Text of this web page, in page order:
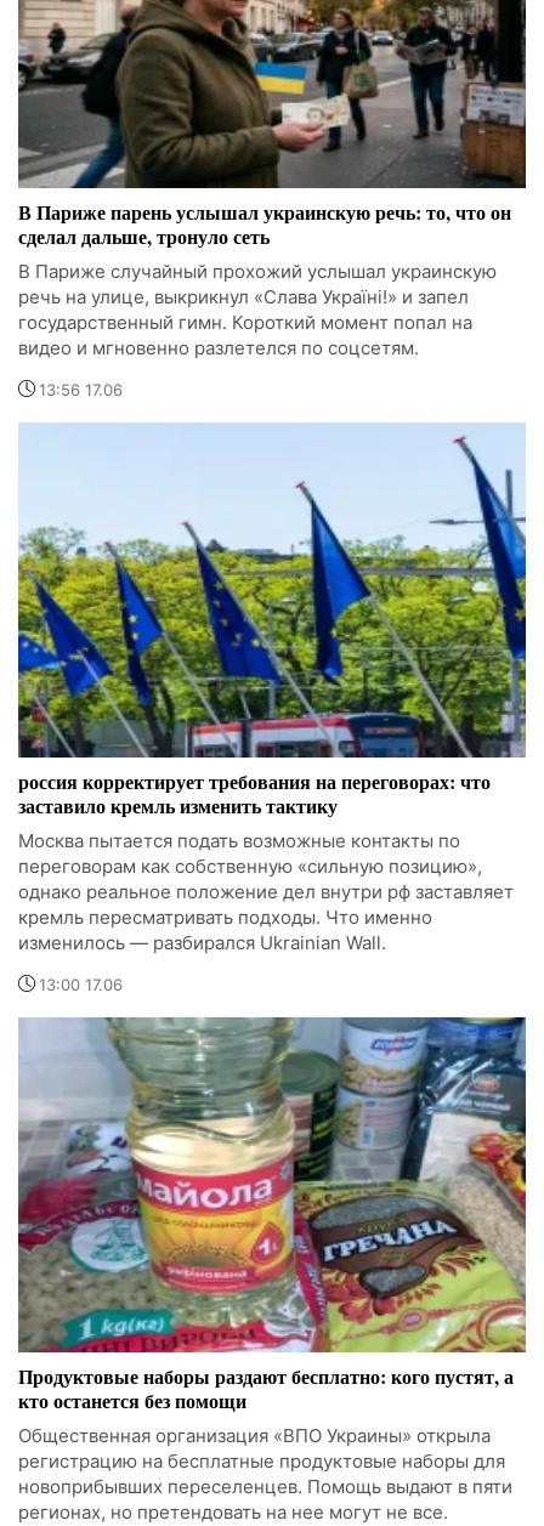
В Париже парень услышал украинскую речь: то, что он
сделал дальше, тронуло сеть
В Париже случайный прохожий услышал украинскую
речь на улице, выкрикнул «Слава Україні!» и запел
государственный гимн. Короткий момент попал на
видео и мгновенно разлетелся по соцсетям.
13:56 17.06
россия корректирует требования на переговорах: что
заставило кремль изменить тактику
Москва пытается подать возможные контакты по
переговорам как собственную «сильную позицию»,
однако реальное положение дел внутри рф заставляет
кремль пересматривать подходы. Что именно
изменилось — разбирался Ukrainian Wall.
13:00 17.06
Продуктовые наборы раздают бесплатно: кого пустят, а
кто останется без помощи
Общественная организация «ВПО Украины» открыла
регистрацию на бесплатные продуктовые наборы для
новоприбывших переселенцев. Помощь выдают в пяти
регионах, но претендовать на нее могут не все.